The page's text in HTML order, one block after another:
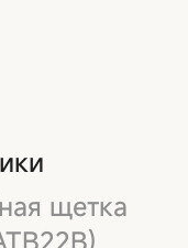
щетка